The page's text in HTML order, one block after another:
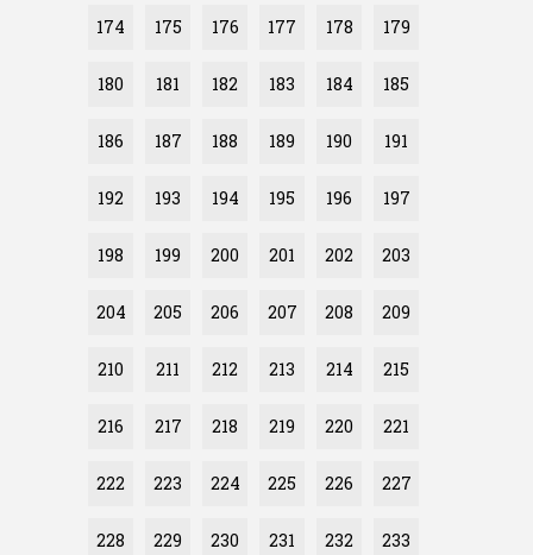
174 175 176 177 178 179
180 181 182 183 184 185
186 187 188 189 190 191
192 193 194 195 196 197
198 199 200 201 202 203
204 205 206 207 208 209
210 211 212 213 214 215
216 217 218 219 220 221
222 223 224 225 226 227
228 229 230 231 232 233